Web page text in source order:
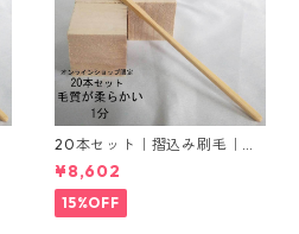
20本セット｜摺込み刷毛｜冬
毛（毛質が柔らかい）1分
¥8,602
15%OFF